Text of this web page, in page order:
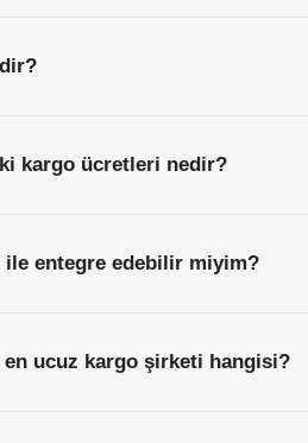
kargo ücretleri nedir?
ile entegre edebilir miyim?
ucuz kargo şirketi hangisi?